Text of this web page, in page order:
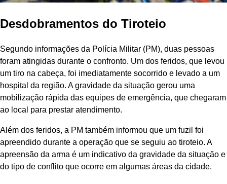
Desdobramentos do Tiroteio
Segundo informações da Polícia Militar (PM), duas pessoas
foram atingidas durante o confronto. Um dos feridos, que levou
um tiro na cabeça, foi imediatamente socorrido e levado a um
hospital da região. A gravidade da situação gerou uma
mobilização rápida das equipes de emergência, que chegaram
ao local para prestar atendimento.
Além dos feridos, a PM também informou que um fuzil foi
apreendido durante a operação que se seguiu ao tiroteio. A
apreensão da arma é um indicativo da gravidade da situação e
do tipo de conflito que ocorre em algumas áreas da cidade.